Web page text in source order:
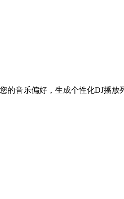
的音乐偏好，生成个性化DJ播